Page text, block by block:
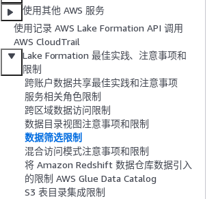
使用其他 AWS 服务
使用记录 AWS Lake Formation API 调用
AWS CloudTrail
Lake Formation 最佳实践、注意事项和
限制
跨账户数据共享最佳实践和注意事项
服务相关角色限制
跨区域数据访问限制
数据目录视图注意事项和限制
数据筛选限制
混合访问模式注意事项和限制
将 Amazon Redshift 数据仓库数据引入
的限制 AWS Glue Data Catalog
S3 表目录集成限制